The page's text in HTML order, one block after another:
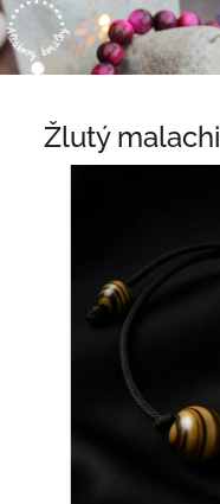
Přejít
na
obsah
Žlutý